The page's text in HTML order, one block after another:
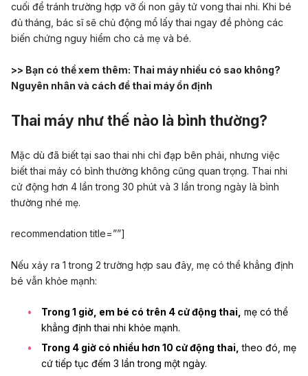
cuối để tránh trường hợp vỡ ối non gây tử vong thai nhi. Khi bé
đủ tháng, bác sĩ sẽ chủ động mổ lấy thai ngay đề phòng các
biến chứng nguy hiểm cho cả mẹ và bé.
>> Bạn có thể xem thêm: Thai máy nhiều có sao không?
Nguyên nhân và cách để thai máy ổn định
Thai máy như thế nào là bình thường?
Mặc dù đã biết tại sao thai nhi chỉ đạp bên phải, nhưng việc
biết thai máy có bình thường không cũng quan trọng. Thai nhi
cử động hơn 4 lần trong 30 phút và 3 lần trong ngày là bình
thường nhé mẹ.
recommendation title=””]
Nếu xảy ra 1 trong 2 trường hợp sau đây, mẹ có thể khẳng định
bé vẫn khỏe mạnh:
Trong 1 giờ, em bé có trên 4 cử động thai, mẹ có thể
khẳng định thai nhi khỏe mạnh.
Trong 4 giờ có nhiều hơn 10 cử động thai, theo đó, mẹ
cứ tiếp tục đếm 3 lần trong một ngày.